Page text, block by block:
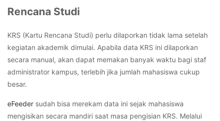
Rencana Studi
KRS (Kartu Rencana Studi) perlu dilaporkan tidak lama setelah
kegiatan akademik dimulai. Apabila data KRS ini dilaporkan
secara manual, akan dapat memakan banyak waktu bagi staf
administrator kampus, terlebih jika jumlah mahasiswa cukup
besar.
eFeeder sudah bisa merekam data ini sejak mahasiswa
mengisikan secara mandiri saat masa pengisian KRS. Melalui